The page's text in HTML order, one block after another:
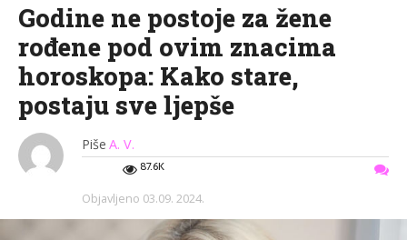
Godine ne postoje za žene
rođene pod ovim znacima
horoskopa: Kako stare,
postaju sve ljepše
Piše A. V.
87.6K
Objavljeno 03.09. 2024.